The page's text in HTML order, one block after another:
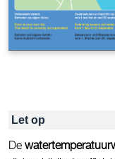
Let op
De